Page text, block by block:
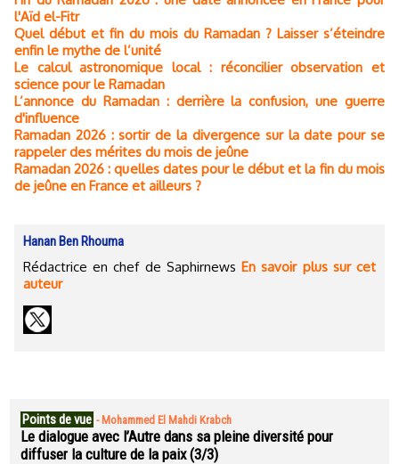
l'Aïd el-Fitr
Quel début et fin du mois du Ramadan ? Laisser s’éteindre
enfin le mythe de l’unité
Le calcul astronomique local : réconcilier observation et
science pour le Ramadan
L’annonce du Ramadan : derrière la confusion, une guerre
d'influence
Ramadan 2026 : sortir de la divergence sur la date pour se
rappeler des mérites du mois de jeûne
Ramadan 2026 : quelles dates pour le début et la fin du mois
de jeûne en France et ailleurs ?
Hanan Ben Rhouma
Rédactrice en chef de Saphirnews En savoir plus sur cet
auteur
Points de vue - Mohammed El Mahdi Krabch
Le dialogue avec l’Autre dans sa pleine diversité pour
diffuser la culture de la paix (3/3)